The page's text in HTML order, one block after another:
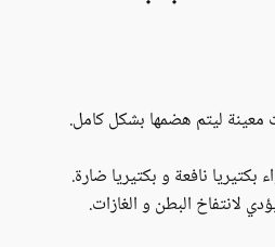
ليتم هضمها بشكل كامل.
نافعة و بكتيريا ضارة.
لانتفاخ البطن و الغازات.